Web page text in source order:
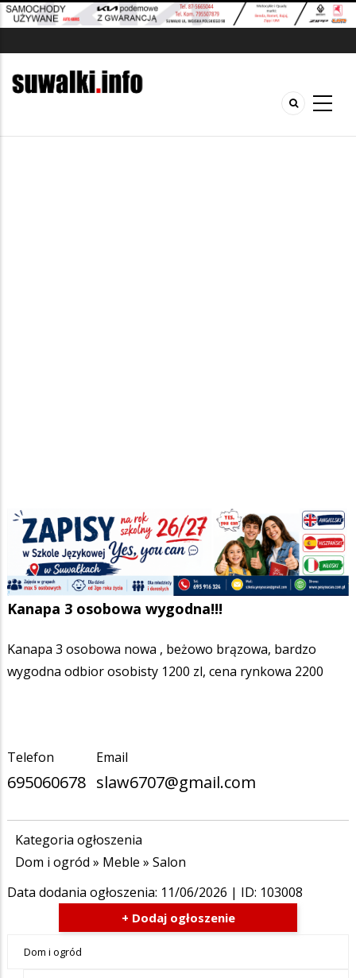
Ścieżka
nawigacyjna
Strona główna/Ogłoszenia /Dom i ogród/Meble/Salon
/
Kanapa 3 osobowa wygodna!!!
Facebook PinterestTumblr
0 Reddit Share
Kanapa 3 osobowa wygodna!!!
Kanapa 3 osobowa nowa , beżowo brązowa, bardzo
wygodna odbior osobisty 1200 zl, cena rynkowa 2200
Telefon
695060678
Email
slaw6707@gmail.com
Kategoria ogłoszenia
Dom i ogród » Meble » Salon
Data dodania ogłoszenia: 11/06/2026 | ID: 103008
+ Dodaj ogłoszenie
Ogłoszenia
Dom i ogród